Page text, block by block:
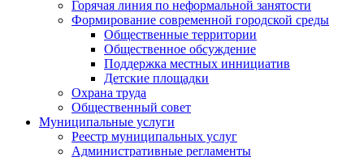
Горячая линия по неформальной занятости
Формирование современной городской среды
Общественные территории
Общественное обсуждение
Поддержка местных иннициатив
Детские площадки
Охрана труда
Общественный совет
Муниципальные услуги
Реестр муниципальных услуг
Административные регламенты